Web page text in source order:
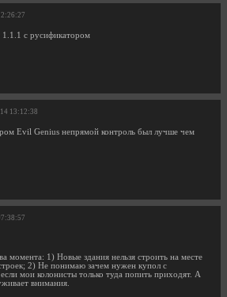
1.1.1 с русификатором
14 13:12:38
Evil Genius непрямой контроль был лучше чем
момента: 1) Новые здания нельзя строить на месте
2) Не понимаю зачем нужен купол с
мои колонисты только туда попить приходят. А
внимания.